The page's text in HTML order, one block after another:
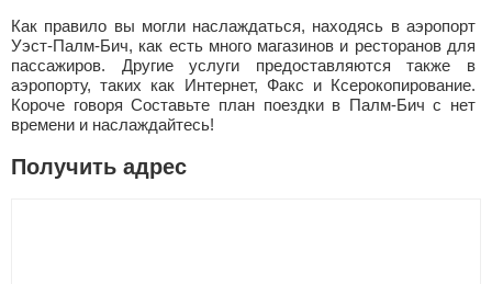
Как правило вы могли наслаждаться, находясь в аэропорт
Уэст-Палм-Бич, как есть много магазинов и ресторанов для
пассажиров. Другие услуги предоставляются также в
аэропорту, таких как Интернет, Факс и Ксерокопирование.
Короче говоря Составьте план поездки в Палм-Бич с нет
времени и наслаждайтесь!
Получить адрес